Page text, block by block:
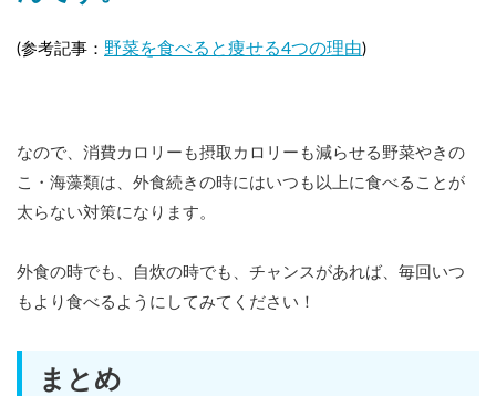
(参考記事： 野菜を食べると痩せる4つの理由)
なので、消費カロリーも摂取カロリーも減らせる野菜やきの
こ・海藻類は、外食続きの時にはいつも以上に食べることが
太らない対策になります。
外食の時でも、自炊の時でも、チャンスがあれば、毎回いつ
もより食べるようにしてみてください！
まとめ